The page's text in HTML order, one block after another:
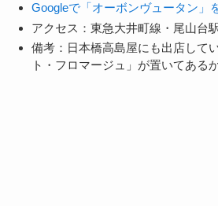
Googleで「オーボンヴュータン」
アクセス：東急大井町線・尾山台
備考：日本橋高島屋にも出店して
ト・フロマージュ」が置いてある